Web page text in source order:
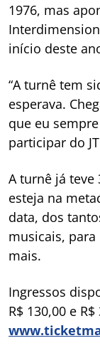
1976, mas
início deste
“A turnê tem
esperava.
que eu
participar do
A turnê já teve
esteja na
data, dos
musicais,
mais.
Ingressos
R$ 130,00 e